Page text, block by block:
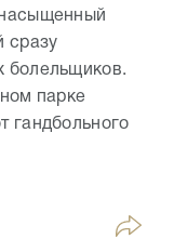
насыщенный
сразу
болельщиков.
парке
гандбольного